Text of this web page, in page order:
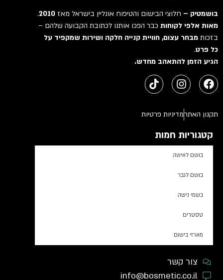
בושמטיק –חלוצי הבישום והטיפוח אונליין בישראל מאז2010
.
מאות אלפי לקוחותכבר הפכו אותנו לכתובת הקבועה שלהם –
בזכותמבחר עצום, חוויית קנייה חלקה ושירות שמקפיד על
כל פרט.
הגיע הזמן להתאהב מחדש.
תקנון האתרמדיניות פרטיות
קטגוריות חמות
בושם לאישה
בושם לגבר
בשמי נישה
טסטרים
מארזי בישום
צור קשר
info@bosmetic.co.il